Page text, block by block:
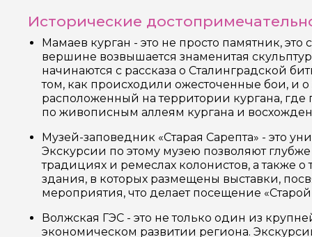
Исторические
Мамаев курган - это не просто памятник,
вершине возвышается знаменитая
начинаются с рассказа о Сталинградской
том, как происходили ожесточенные бои, и
расположенный на территории кургана, где
по живописным аллеям кургана и
Музей-заповедник «Старая Сарепта» - это
Экскурсии по этому музею позволяют
традициях и ремеслах колонистов, а также
здания, в которых размещены выставки,
мероприятия, что делает посещение
Волжская ГЭС - это не только один из
экономическом развитии региона.